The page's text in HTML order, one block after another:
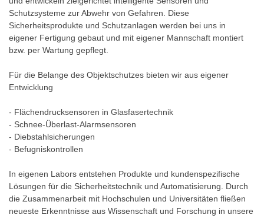
Schutzsysteme zur Abwehr von Gefahren. Diese
Sicherheitsprodukte und Schutzanlagen werden bei uns in
eigener Fertigung gebaut und mit eigener Mannschaft montiert
bzw. per Wartung gepflegt.
Für die Belange des Objektschutzes bieten wir aus eigener
Entwicklung
- Flächendrucksensoren in Glasfasertechnik
- Schnee-Überlast-Alarmsensoren
- Diebstahlsicherungen
- Befugniskontrollen
In eigenen Labors entstehen Produkte und kundenspezifische
Lösungen für die Sicherheitstechnik und Automatisierung. Durch
die Zusammenarbeit mit Hochschulen und Universitäten fließen
neueste Erkenntnisse aus Wissenschaft und Forschung in unsere